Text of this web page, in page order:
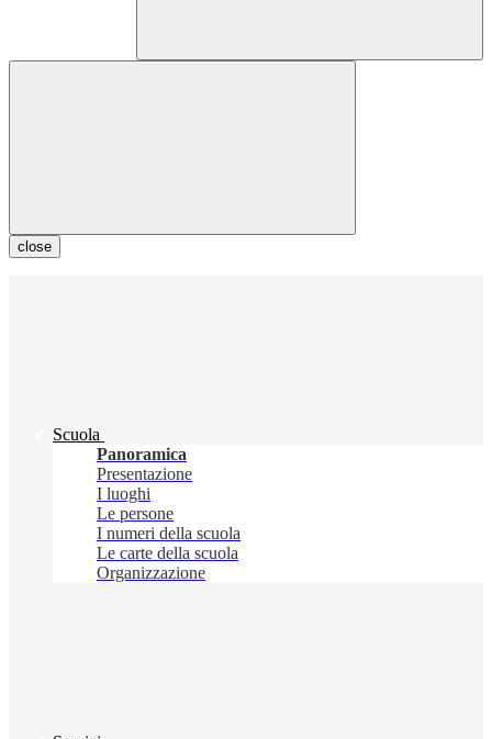
close
Scuola
Panoramica
Presentazione
I luoghi
Le persone
I numeri della scuola
Le carte della scuola
Organizzazione